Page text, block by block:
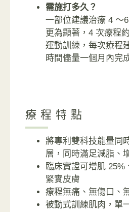
需施打多久？
一部位建議治療 4 ～
更為顯著，4 次療程
運動訓練，每次療程
時間儘量一個月內完
療程特點
將專利雙科技能量同
層，同時滿足減脂、
臨床實證可增肌 25%
緊實皮膚
療程無痛、無傷口、
被動式訓練肌肉，單